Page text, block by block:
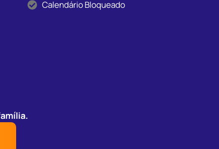
Calendário Bloqueado